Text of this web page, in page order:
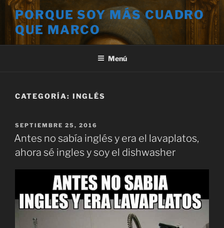
Saltar
contenido
PORQUE SOY MÁS CUADRO
QUE MARCO
Menú
CATEGORÍA: INGLÉS
PUBLICADO
EL
SEPTIEMBRE 25, 2016
Antes no sabía inglés y era el lavaplatos,
ahora sé ingles y soy el dishwasher